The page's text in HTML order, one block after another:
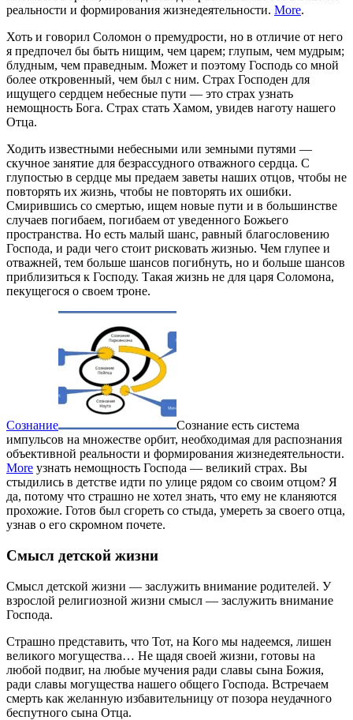
реальности и формирования жизнедеятельности. More.
Хоть и говорил Соломон о премудрости, но в отличие от него
я предпочел бы быть нищим, чем царем; глупым, чем мудрым;
блудным, чем праведным. Может и поэтому Господь со мной
более откровенный, чем был с ним. Страх Господен для
ищущего сердцем небесные пути — это страх узнать
немощность Бога. Страх стать Хамом, увидев наготу нашего
Отца.
Ходить известными небесными или земными путями —
скучное занятие для безрассудного отважного сердца. С
глупостью в сердце мы предаем заветы наших отцов, чтобы не
повторять их жизнь, чтобы не повторять их ошибки.
Смирившись со смертью, ищем новые пути и в большинстве
случаев погибаем, погибаем от уведенного Божьего
пространства. Но есть малый шанс, равный благословению
Господа, и ради чего стоит рисковать жизнью. Чем глупее и
отважней, тем больше шансов погибнуть, но и больше шансов
приблизиться к Господу. Такая жизнь не для царя Соломона,
пекущегося о своем троне.
Сознание
Сознание есть система
импульсов на множестве орбит, необходимая для распознания
объективной реальности и формирования жизнедеятельности.
More узнать немощность Господа — великий страх. Вы
стыдились в детстве идти по улице рядом со своим отцом? Я
да, потому что страшно не хотел знать, что ему не кланяются
прохожие. Готов был сгореть со стыда, умереть за своего отца,
узнав о его скромном почете.
Смысл детской жизни
Смысл детской жизни — заслужить внимание родителей. У
взрослой религиозной жизни смысл — заслужить внимание
Господа.
Страшно представить, что Тот, на Кого мы надеемся, лишен
великого могущества… Не щадя своей жизни, готовы на
любой подвиг, на любые мучения ради славы сына Божия,
ради славы могущества нашего общего Господа. Встречаем
смерть как желанную избавительницу от позора неудачного
беспутного сына Отца.